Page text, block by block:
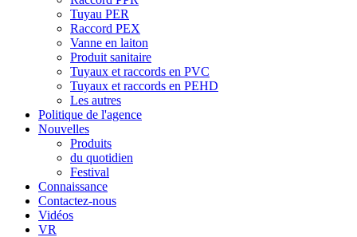
Tuyau PER
Raccord PEX
Vanne en laiton
Produit sanitaire
Tuyaux et raccords en PVC
Tuyaux et raccords en PEHD
Les autres
Politique de l'agence
Nouvelles
Produits
du quotidien
Festival
Connaissance
Contactez-nous
Vidéos
VR